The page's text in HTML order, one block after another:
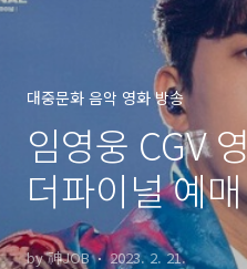
대중문화 음악 영화 방송
임영웅 CGV
더파이널 예
위 영화 내용
by 神JOB 2023. 2. 21.